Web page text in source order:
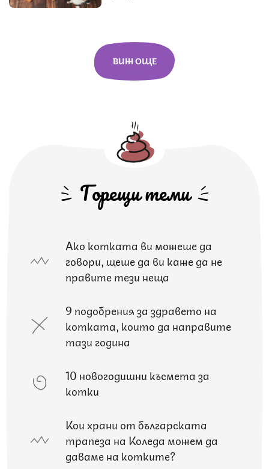
ВИЖ ОЩЕ
Горещи теми
Ако котката ви можеше да
говори, щеше да ви каже да не
правите тези неща
9 подобрения за здравето на
котката, които да направите
тази година
10 новогодишни късмета за
котки
Кои храни от българската
трапеза на Коледа можем да
даваме на котките?